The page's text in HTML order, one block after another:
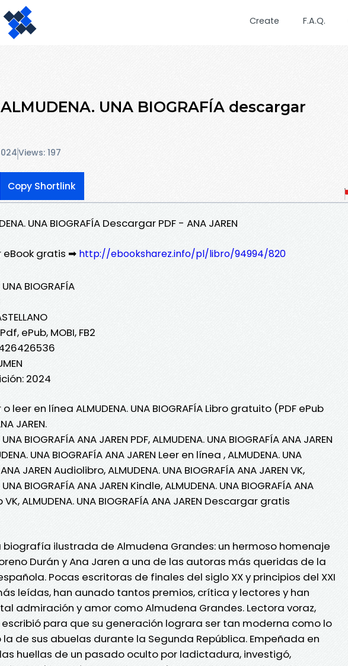
Create F.A.Q.
UNA BIOGRAFÍA descargar
Views: 197
Copy Shortlink
UNA BIOGRAFÍA Descargar PDF - ANA JAREN
eBook gratis ➡ http://ebooksharez.info/pl/libro/94994/820
BIOGRAFÍA
ePub, MOBI, FB2
2024
leer en línea ALMUDENA. UNA BIOGRAFÍA Libro gratuito (PDF ePub
JAREN.
BIOGRAFÍA ANA JAREN PDF, ALMUDENA. UNA BIOGRAFÍA ANA JAREN
UNA BIOGRAFÍA ANA JAREN Leer en línea , ALMUDENA. UNA
JAREN Audiolibro, ALMUDENA. UNA BIOGRAFÍA ANA JAREN VK,
UNA BIOGRAFÍA ANA JAREN Kindle, ALMUDENA. UNA BIOGRAFÍA ANA
VK, ALMUDENA. UNA BIOGRAFÍA ANA JAREN Descargar gratis
biografía ilustrada de Almudena Grandes: un hermoso homenaje
Durán y Ana Jaren a una de las autoras más queridas de la
Pocas escritoras de finales del siglo XX y principios del XXI
leídas, han aunado tantos premios, crítica y lectores y han
admiración y amor como Almudena Grandes. Lectora voraz,
para que su generación lograra ser tan moderna como lo
de sus abuelas durante la Segunda República. Empeñada en
huellas de un pasado oculto por ladictadura, investigó,